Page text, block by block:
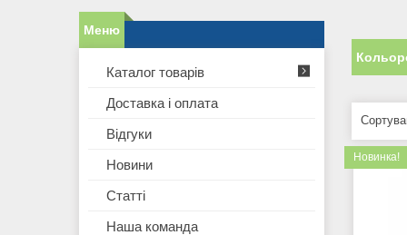
Новинка!
Каталог товарів
Доставка і оплата
Відгуки
Новини
Статті
Наша команда